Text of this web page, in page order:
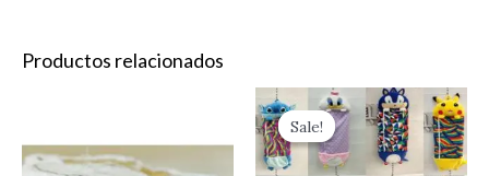
Productos relacionados
TRASTES
Sale!
Sale!
Original
price
was:
$270.00.
Current
price
is:
$150.00.